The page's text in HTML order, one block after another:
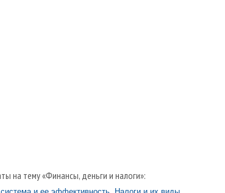
на тему «Финансы, деньги и налоги»: